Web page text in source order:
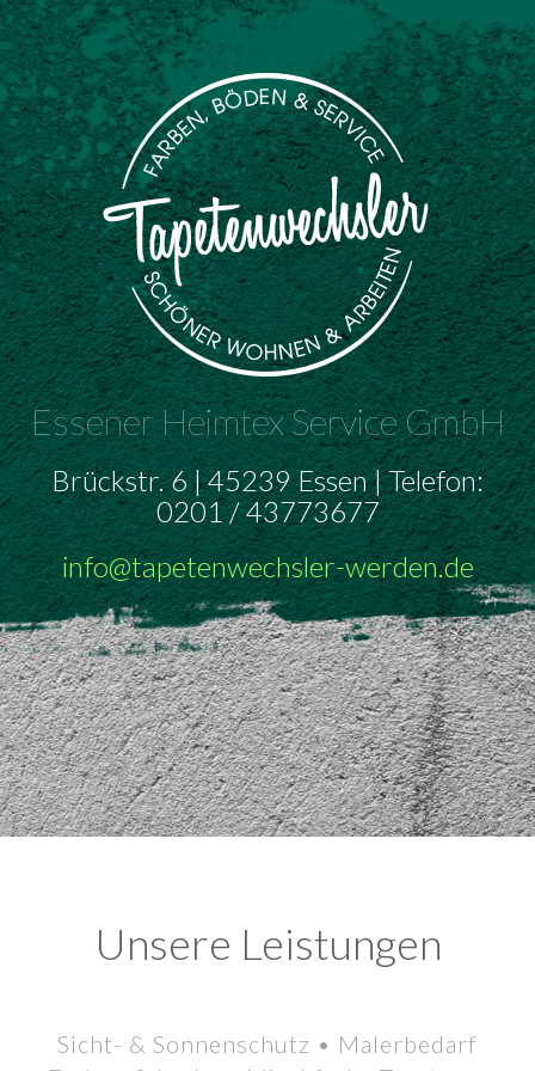
Essener Heimtex Service GmbH
Brückstr. 6 | 45239 Essen | Telefon:
0201 / 43773677
info@tapetenwechsler-werden.de
Unsere Leistungen
Sicht- & Sonnenschutz • Malerbedarf